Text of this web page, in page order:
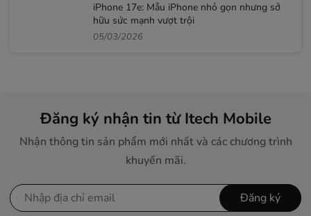
iPhone 17e: Mẫu iPhone nhỏ gọn nhưng sở
hữu sức mạnh vượt trội
05/03/2026
Đăng ký nhận tin từ Itech Mobile
Nhận thông tin sản phẩm mới nhất và các chương trình
khuyến mãi.
Đăng ký